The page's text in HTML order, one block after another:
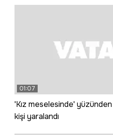
01:07
'Kız meselesinde' yüzünden
kişi yaralandı